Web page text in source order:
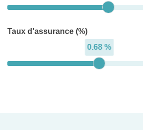
Taux d'assurance (%)
0.68 %